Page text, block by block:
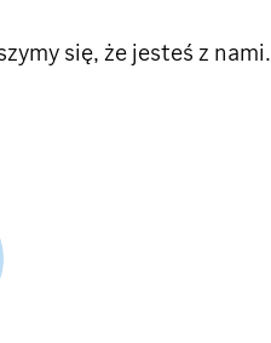
się, że jesteś z nami.